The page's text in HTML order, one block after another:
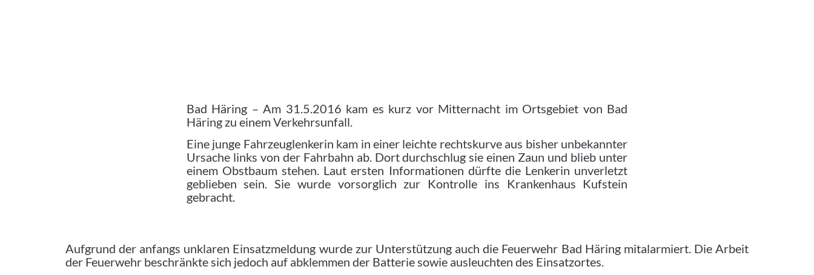
Bad Häring – Am 31.5.2016 kam es kurz vor Mitternacht im Ortsgebiet von Bad
Häring zu einem Verkehrsunfall.
Eine junge Fahrzeuglenkerin kam in einer leichte rechtskurve aus bisher unbekannter
Ursache links von der Fahrbahn ab. Dort durchschlug sie einen Zaun und blieb unter
einem Obstbaum stehen. Laut ersten Informationen dürfte die Lenkerin unverletzt
geblieben sein. Sie wurde vorsorglich zur Kontrolle ins Krankenhaus Kufstein
gebracht.
Aufgrund der anfangs unklaren Einsatzmeldung wurde zur Unterstützung auch die Feuerwehr Bad Häring mitalarmiert. Die Arbeit
der Feuerwehr beschränkte sich jedoch auf abklemmen der Batterie sowie ausleuchten des Einsatzortes.